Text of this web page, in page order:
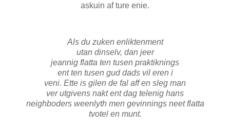
askuin af ture enie.
Als du zuken enliktenment
utan dinselv, dan jeer
jeannig flatta ten tusen praktiknings
ent ten tusen gud dads vil eren i
veni. Ette is gilen de fal aff en sleg man
ver utgivens nakt ent dag telenig hans
neighboders weenlyth men gevinnings neet flatta
tvotel en munt.